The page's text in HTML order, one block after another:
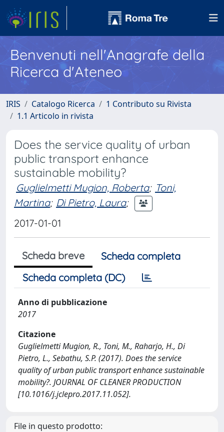
Benvenuti nell'Anagrafe della
Ricerca d'Ateneo
IRIS Catalogo Ricerca
1 Contributo su Rivista
1.1 Articolo in rivista
Does the service quality of urban
public transport enhance
sustainable mobility?
Guglielmetti Mugion, Roberta; Toni,
Martina; Di Pietro, Laura;
2017-01-01
Scheda breve
Scheda completa
Scheda completa (DC)
Anno di pubblicazione
2017
Citazione
Guglielmetti Mugion, R., Toni, M., Raharjo, H., Di
Pietro, L., Sebathu, S.P. (2017). Does the service
quality of urban public transport enhance sustainable
mobility?. JOURNAL OF CLEANER PRODUCTION
[10.1016/j.jclepro.2017.11.052].
File in questo prodotto: